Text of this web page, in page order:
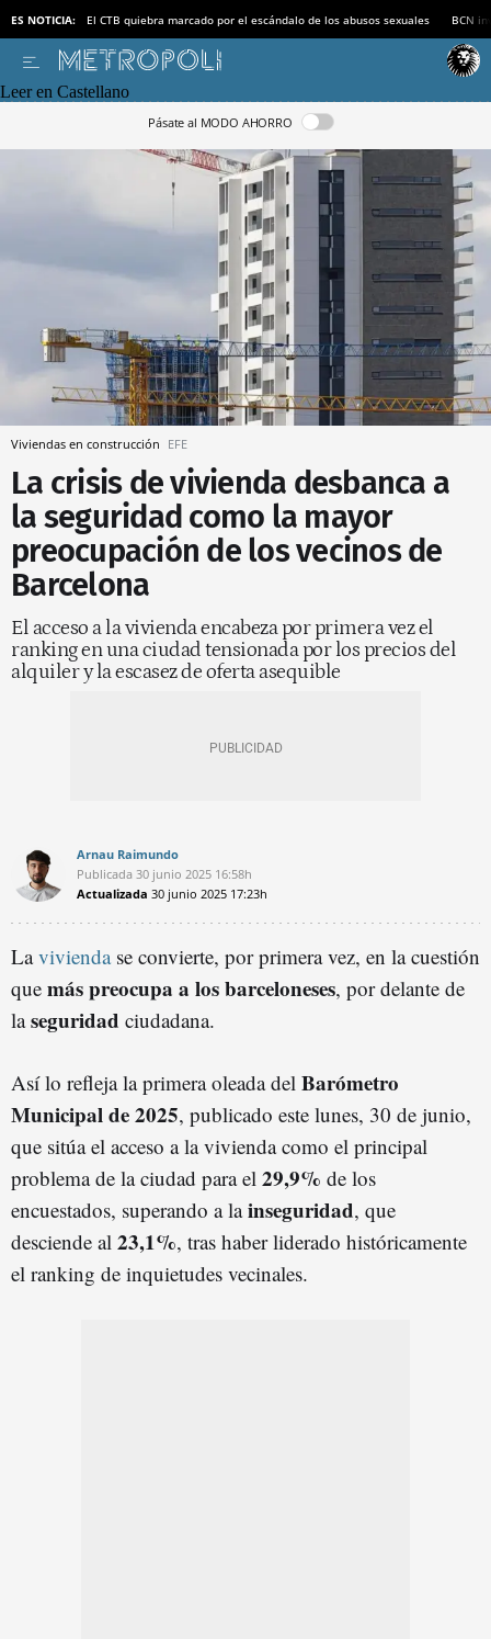
ES NOTICIA: El CTB quiebra marcado por el escándalo de los abusos sexuales BCN
Leer en Castellano
Pásate al MODO AHORRO
Viviendas en construcción EFE
La crisis de vivienda desbanca a
la seguridad como la mayor
preocupación de los vecinos de
Barcelona
El acceso a la vivienda encabeza por primera vez el
ranking en una ciudad tensionada por los precios del
alquiler y la escasez de oferta asequible
Arnau Raimundo
Publicada 30 junio 2025 16:58h
Actualizada 30 junio 2025 17:23h
Laviviendase convierte, por primera vez, en la cuestión
que más preocupa a los barceloneses, por delante de
laseguridad ciudadana.
Así lo refleja la primera oleada del Barómetro
Municipal de 2025, publicado este lunes, 30 de junio,
que sitúa el acceso a la vivienda como el principal
problema de la ciudad para el 29,9% de los
encuestados, superando a lainseguridad, que
desciende al 23,1%, tras haber liderado históricamente
el ranking de inquietudes vecinales.